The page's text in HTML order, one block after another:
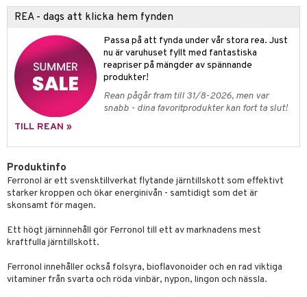
REA - dags att klicka hem fynden
Passa på att fynda under vår stora rea. Just
nu är varuhuset fyllt med fantastiska
reapriser på mängder av spännande
produkter!
Rean pågår fram till 31/8-2026, men var
snabb - dina favoritprodukter kan fort ta slut!
TILL REAN »
Produktinfo
Ferronol är ett svensktillverkat flytande järntillskott som effektivt
starker kroppen och ökar energinivån - samtidigt som det är
skonsamt för magen.
Ett högt järninnehåll gör Ferronol till ett av marknadens mest
kraftfulla järntillskott.
Ferronol innehåller också folsyra, bioflavonoider och en rad viktiga
vitaminer från svarta och röda vinbär, nypon, lingon och nässla.
& nötter
& buljong
& oro
& avgiftning